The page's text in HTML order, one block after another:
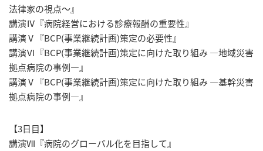
法律家の視点～』
講演Ⅳ『病院経営における診療報酬の重要性』
講演Ⅴ『BCP(事業継続計画)策定の必要性』
講演Ⅵ『BCP(事業継続計画)策定に向けた取り組み ―地域災害
拠点病院の事例―』
講演Ⅴ『BCP(事業継続計画)策定に向けた取り組み ―基幹災害
拠点病院の事例―』
【3日目】
講演Ⅶ『病院のグローバル化を目指して』